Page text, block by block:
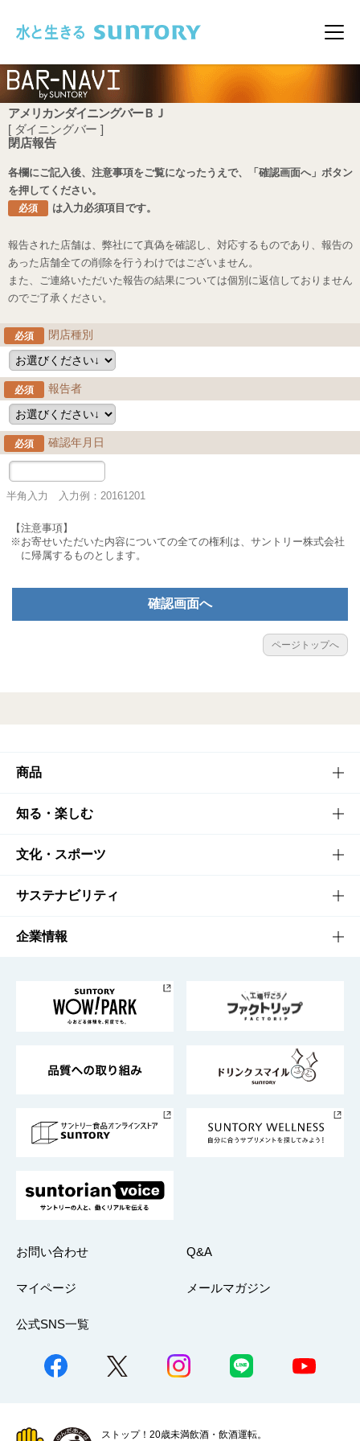
メ
アメリカンダイニングバーＢＪ
[ ダイニングバー ]
閉店報告
各欄にご記入後、注意事項をご覧になったうえで、「確認画面へ」ボタン
を押してください。
必須 は入力必須項目です。
報告された店舗は、弊社にて真偽を確認し、対応するものであり、報告の
あった店舗全ての削除を行うわけではございません。
また、ご連絡いただいた報告の結果については個別に返信しておりません
のでご了承ください。
必須 閉店種別
必須 報告者
必須 確認年月日
半角入力 入力例：20161201
【注意事項】
※お寄せいただいた内容についての全ての権利は、サントリー株式会社
に帰属するものとします。
確認画面へ
ページトップへ
商品
商品TOP
商品一覧
商品発売情報
栄養成分一覧
知る・楽しむ
知る・楽しむTOP
キャンペーン
工場見学
地域情報
文化・スポーツ
文化・スポーツTOP
サントリーホール
サントリーサンバーズ大阪
サステナビリティ
サステナビリティTOP
サントリーが考えるサステナビリティ経営
企業情報
企業概要
採用情報
お問い合わせ Q&A
マイページ メールマガジン
公式SNS一覧
ストップ！20歳未満飲酒・飲酒運転。